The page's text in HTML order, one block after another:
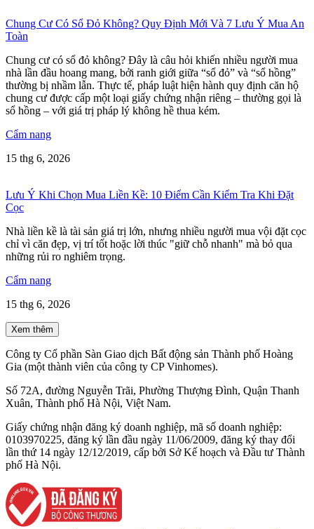
Chung Cư Có Sổ Đỏ Không? Quy Định Mới Và 7 Lưu Ý Mua An
Toàn
Chung cư có sổ đỏ không? Đây là câu hỏi khiến nhiều người mua
nhà lần đầu hoang mang, bởi ranh giới giữa “sổ đỏ” và “sổ hồng”
thường bị nhầm lẫn. Thực tế, pháp luật hiện hành quy định căn hộ
chung cư được cấp một loại giấy chứng nhận riêng – thường gọi là
sổ hồng – với giá trị pháp lý không hề thua kém.
Cẩm nang
15 thg 6, 2026
Lưu Ý Khi Chọn Mua Liền Kề: 10 Điểm Cần Kiểm Tra Khi Đặt
Cọc
Nhà liền kề là tài sản giá trị lớn, nhưng nhiều người mua vội đặt cọc
chỉ vì căn đẹp, vị trí tốt hoặc lời thúc "giữ chỗ nhanh" mà bỏ qua
những rủi ro nghiêm trọng.
Cẩm nang
15 thg 6, 2026
Xem thêm
Công ty Cổ phần Sàn Giao dịch Bất động sản Thành phố Hoàng
Gia (một thành viên của công ty CP Vinhomes).
Số 72A, đường Nguyễn Trãi, Phường Thượng Đình, Quận Thanh
Xuân, Thành phố Hà Nội, Việt Nam.
Giấy chứng nhận đăng ký doanh nghiệp, mã số doanh nghiệp:
0103970225, đăng ký lần đầu ngày 11/06/2009, đăng ký thay đổi
lần thứ 14 ngày 12/12/2019, cấp bởi Sở Kế hoạch và Đầu tư Thành
phố Hà Nội.